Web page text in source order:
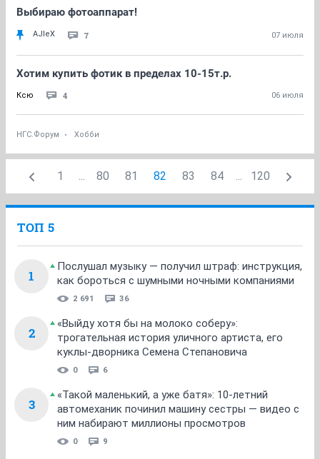
Выбираю фотоаппарат!
AJIeX 7 07 июля
Хотим купить фотик в пределах 10-15т.р.
Ксю 4 06 июля
НГС.Форум Хобби
1 ... 80 81 82 83 84 ... 120
ТОП 5
1
Послушал музыку — получил штраф: инструкция,
как бороться с шумными ночными компаниями
2 691 36
2
«Выйду хотя бы на молоко соберу»:
трогательная история уличного артиста, его
куклы-дворника Семена Степановича
0 6
3
«Такой маленький, а уже батя»: 10-летний
автомеханик починил машину сестры — видео с
ним набирают миллионы просмотров
0 9